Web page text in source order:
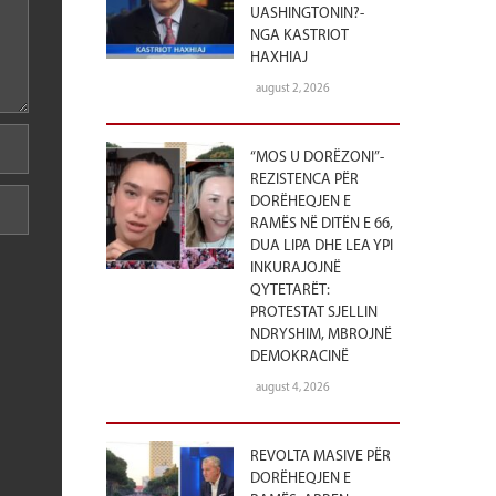
UASHINGTONIN?-
NGA KASTRIOT
HAXHIAJ
august 2, 2026
“MOS U DORËZONI”-
REZISTENCA PËR
DORËHEQJEN E
RAMËS NË DITËN E 66,
DUA LIPA DHE LEA YPI
INKURAJOJNË
QYTETARËT:
PROTESTAT SJELLIN
NDRYSHIM, MBROJNË
DEMOKRACINË
august 4, 2026
REVOLTA MASIVE PËR
DORËHEQJEN E